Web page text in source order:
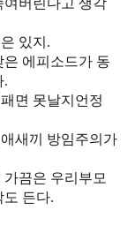
여버린다고 생각
있지.
에피소드가 동
.
면 못날지언정
새끼 방임주의가
끔은 우리부모
도 든다.